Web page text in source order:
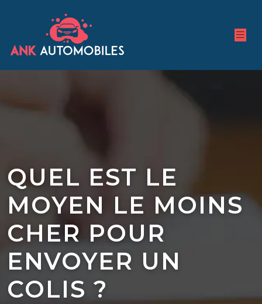
QUEL EST LE
MOYEN LE MOINS
CHER POUR
ENVOYER UN
COLIS ?